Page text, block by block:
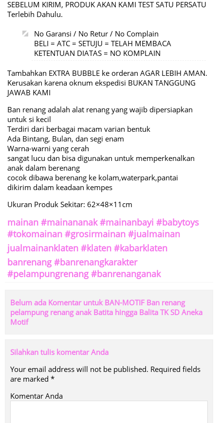
SEBELUM KIRIM, PRODUK AKAN KAMI TEST SATU PERSATU
Terlebih Dahulu.
No Garansi / No Retur / No Complain
BELI = ATC = SETUJU = TELAH MEMBACA
KETENTUAN DIATAS = NO KOMPLAIN
Tambahkan EXTRA BUBBLE ke orderan AGAR LEBIH AMAN.
Kerusakan karena oknum ekspedisi BUKAN TANGGUNG
JAWAB KAMI
Ban renang adalah alat renang yang wajib dipersiapkan
untuk si kecil
Terdiri dari berbagai macam varian bentuk
Ada Bintang, Bulan, dan segi enam
Warna-warni yang cerah
sangat lucu dan bisa digunakan untuk memperkenalkan
anak dalam berenang
cocok dibawa berenang ke kolam,waterpark,pantai
dikirim dalam keadaan kempes
Ukuran Produk Sekitar: 62×48×11cm
mainan #mainananak #mainanbayi #babytoys
#tokomainan #grosirmainan #jualmainan
jualmainanklaten #klaten #kabarklaten
banrenang #banrenangkarakter
#pelampungrenang #banrenanganak
Belum ada Komentar untuk BAN-MOTIF Ban renang
pelampung renang anak Batita hingga Balita TK SD Aneka
Motif
Silahkan tulis komentar Anda
Your email address will not be published. Required fields
are marked *
Komentar Anda